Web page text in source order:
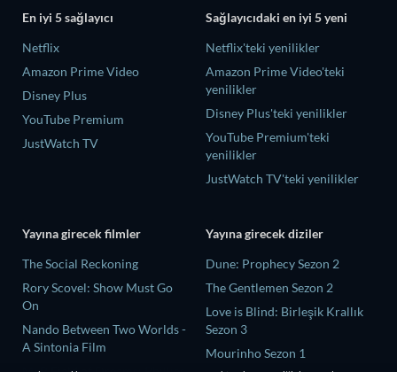
En iyi 5 sağlayıcı
Netflix
Amazon Prime Video
Disney Plus
YouTube Premium
JustWatch TV
Sağlayıcıdaki en iyi 5 yeni
Netflix'teki yenilikler
Amazon Prime Video'teki
yenilikler
Disney Plus'teki yenilikler
YouTube Premium'teki
yenilikler
JustWatch TV'teki yenilikler
Yayına girecek filmler
The Social Reckoning
Rory Scovel: Show Must Go
On
Nando Between Two Worlds -
A Sintonia Film
Yayına girecek diziler
Dune: Prophecy Sezon 2
The Gentlemen Sezon 2
Love is Blind: Birleşik Krallık
Sezon 3
Mourinho Sezon 1